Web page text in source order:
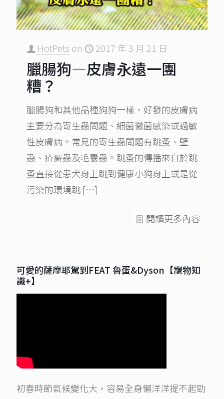
HotPets on 2017 年 3 月 21 日
臘腸狗—皮膚永遠一團
糟？
臘腸狗和其他品種狗狗一樣，好發的皮膚病
主要分為寄生蟲問題、細菌黴菌感染或過敏
性皮膚病。常見的寄生蟲問題有跳蚤、壁
蝨、疥癬蟲及毛囊蟲。跳蚤的傳播來自於跳
蚤直接從患犬身上跳到健康小狗身上或是從
污染的環境跳 […]
閱讀更多內容
可愛的薩摩耶駕到FEAT 魯蛋&Dyson【寵物知
識+】
初春時節氣候變化大，容易全身懶洋洋提不起勁